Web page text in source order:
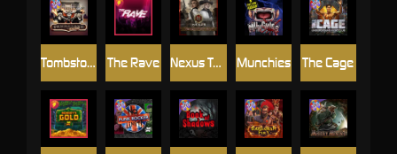
Munchies
Nexus Tombstone RIP
Tombstone No Mercy The Cage
The Rave